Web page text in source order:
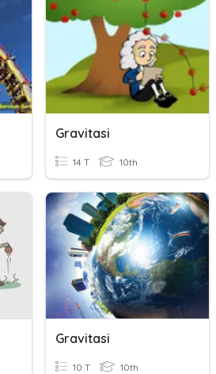
Gravitasi
14 T 10th
Gravitasi
10 T 10th